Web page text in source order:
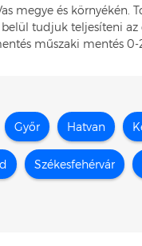
megye és környékén.
tudjuk teljesíteni az
műszaki mentés 0-
Győr Hatvan
Székesfehérvár